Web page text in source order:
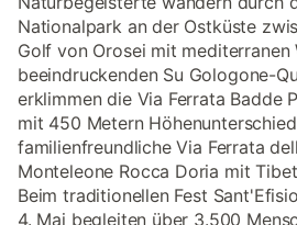
Nationalpark an der Ostküste
Golf von Orosei mit mediterranen
beeindruckenden Su Gologone-
erklimmen die Via Ferrata Badde
mit 450 Metern
familienfreundliche Via Ferrata
Monteleone Rocca Doria mit
Beim traditionellen Fest
4. Mai begleiten über 3.500